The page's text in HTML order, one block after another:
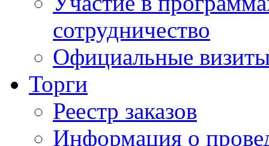
сотрудничество
Официальные
Торги
Реестр заказов
Информация о